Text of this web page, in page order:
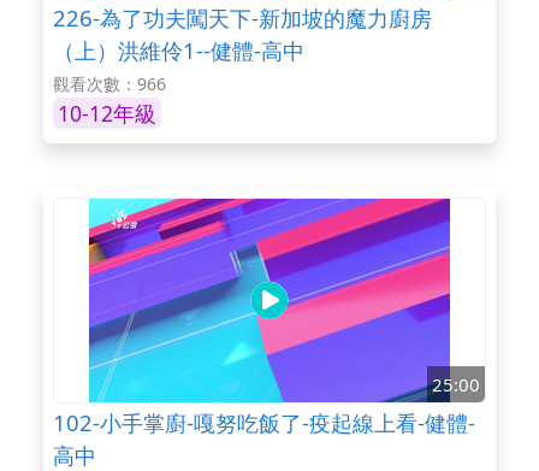
226-為了功夫闖天下-新加坡的魔力廚房
（上）洪維伶1--健體-高中
觀看次數：966
10-12年級
25:00
102-小手掌廚-嘎努吃飯了-疫起線上看-健體-
高中